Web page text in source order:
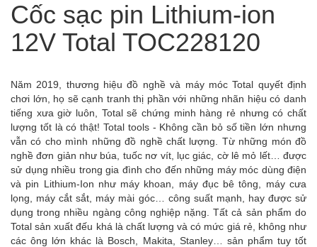
Cốc sạc pin Lithium-ion
12V Total TOC228120
Năm 2019, thương hiệu đồ nghề và máy móc Total quyết định
chơi lớn, họ sẽ cạnh tranh thị phần với những nhãn hiệu có danh
tiếng xưa giờ luôn, Total sẽ chứng minh hàng rẻ nhưng có chất
lượng tốt là có thật! Total tools - Không cần bỏ số tiền lớn nhưng
vẫn có cho mình những đồ nghề chất lượng. Từ những món đồ
nghề đơn giản như búa, tuốc nơ vít, lục giác, cờ lê mỏ lết… được
sử dụng nhiều trong gia đình cho đến những máy móc dùng điện
và pin Lithium-Ion như máy khoan, máy đục bê tông, máy cưa
lọng, máy cắt sắt, máy mài góc… công suất mạnh, hay được sử
dụng trong nhiều ngàng công nghiệp nặng. Tất cả sản phẩm do
Total sản xuất đếu khá là chất lượng và có mức giá rẻ, không như
các ông lớn khác là Bosch, Makita, Stanley… sản phẩm tuy tốt